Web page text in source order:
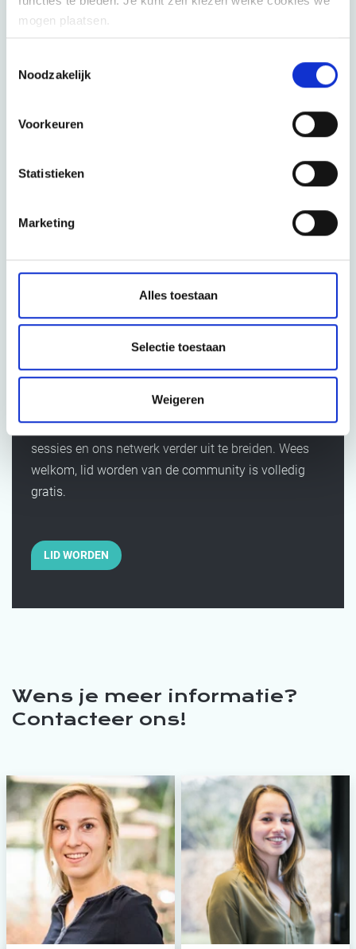
mogen plaatsen.
Noodzakelijk
Voorkeuren
Statistieken
Marketing
Alles toestaan
Selectie toestaan
Weigeren
Interesse om lid te worden
community?
We kijken er naar uit om je te verwelkomen op onze
sessies en ons netwerk verder uit te breiden. Wees
welkom, lid worden van de community is volledig
gratis.
LID WORDEN
Wens je meer informatie?
Contacteer ons!